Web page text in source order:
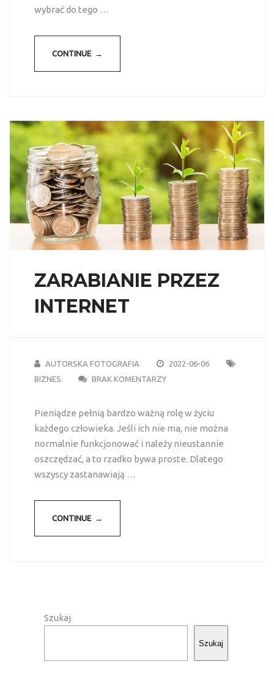
wybrać do tego …
CONTINUE →
ZARABIANIE PRZEZ
INTERNET
AUTORSKA FOTOGRAFIA
2022-06-06
BIZNES
BRAK KOMENTARZY
Pieniądze pełnią bardzo ważną rolę w życiu
każdego człowieka. Jeśli ich nie ma, nie można
normalnie funkcjonować i należy nieustannie
oszczędzać, a to rzadko bywa proste. Dlatego
wszyscy zastanawiają …
CONTINUE →
Szukaj
Szukaj